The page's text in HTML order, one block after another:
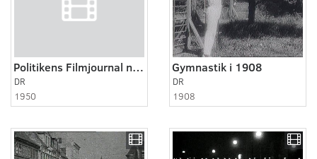
Politikens Filmjournal nr. 35, 1950 - Anna Melloni Rasmussen afsløres
DR
1950
Gymnastik i 1908
DR
1908